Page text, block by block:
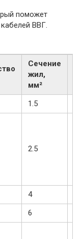
поможет
ВВГ.
Сечение
жил,
мм²
1.5
2.5
4
6